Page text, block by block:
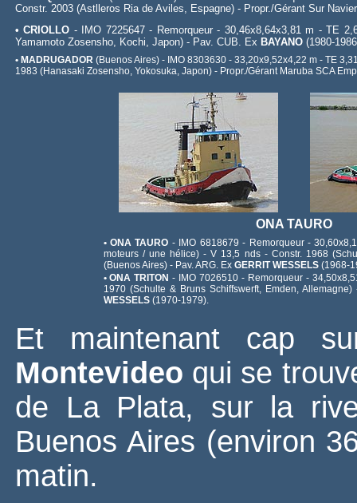
Constr. 2003 (Astlleros Ria de Aviles, Espagne) - Propr./Gérant Sur
• CRIOLLO - IMO 7225647 - Remorqueur - 30,46x8,64x3,81 m - TE
Yamamoto Zosensho, Kochi, Japon) - Pav. CUB. Ex BAYANO (1980-
• MADRUGADOR (Buenos Aires) - IMO 8303630 - 33,20x9,52x4,22 m - TE
1983 (Hanasaki Zosensho, Yokosuka, Japon) - Propr./Gérant Maruba SCA
ONA TAURO
• ONA TAURO - IMO 6818679 - Remorqueur -
moteurs / une hélice) - V 13,5 nds - Constr. 1968
(Buenos Aires) - Pav. ARG. Ex GERRIT WESSELS(1968-
• ONA TRITON - IMO 7026510 - Remorqueur -
1970 (Schulte & Bruns Schiffswerft, Emden,
WESSELS(1970-1979).
Et maintenant cap
Montevideo qui se
de La Plata, sur la
Buenos Aires (environ
matin.